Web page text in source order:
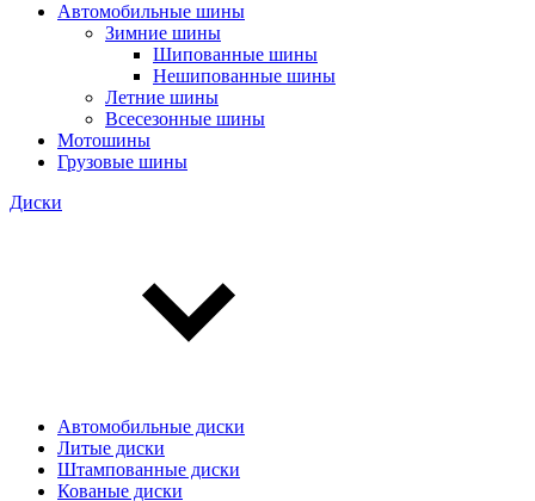
Автомобильные шины
Зимние шины
Шипованные шины
Нешипованные шины
Летние шины
Всесезонные шины
Мотошины
Грузовые шины
Диски
Автомобильные диски
Литые диски
Штампованные диски
Кованые диски